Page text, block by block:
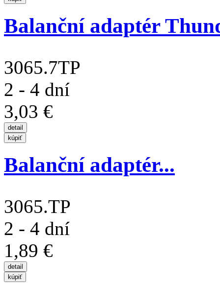
Balanční adaptér
3065.7TP
2 - 4 dní
3,03 €
Balanční adaptér...
3065.TP
2 - 4 dní
1,89 €